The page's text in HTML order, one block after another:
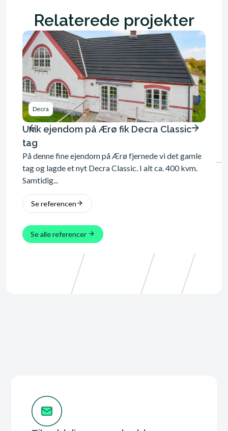
Relaterede projekter
Decra
Unik ejendom på Ærø fik Decra Classic
tag
På denne fine ejendom på Ærø fjernede vi det gamle
tag og lagde et nyt Decra Classic. I alt ca. 400 kvm.
Samtidig...
Se referencen
Se alle referencer